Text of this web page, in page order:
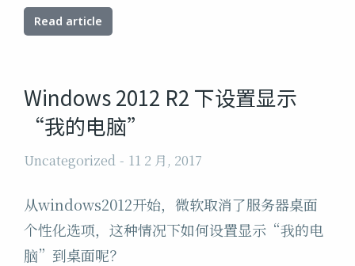
Read article
Windows 2012 R2 下设置显示
“我的电脑”
Uncategorized 11 2 月, 2017
从windows2012开始，微软取消了服务器桌面
个性化选项，这种情况下如何设置显示“我的电
脑”到桌面呢？